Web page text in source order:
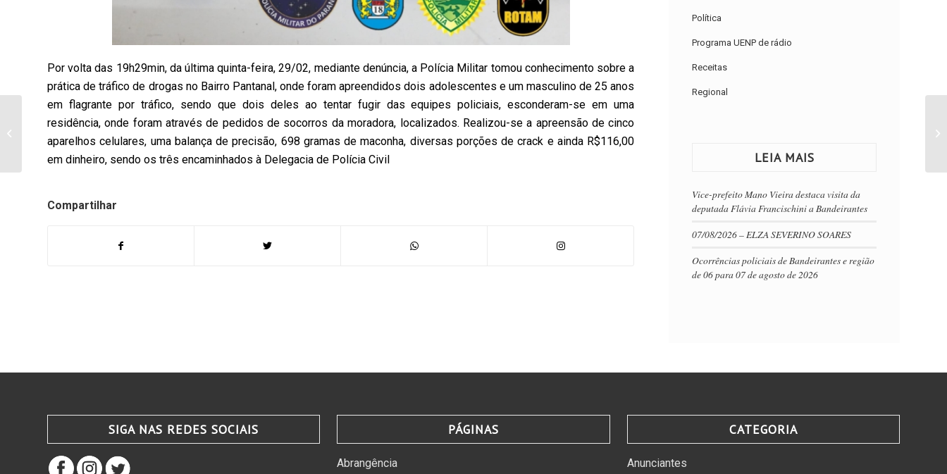
Por volta das 19h29min, da última quinta-feira, 29/02, mediante denúncia, a Polícia Militar tomou conhecimento sobre a
prática de tráfico de drogas no Bairro Pantanal, onde foram apreendidos dois adolescentes e um masculino de 25 anos
em flagrante por tráfico, sendo que dois deles ao tentar fugir das equipes policiais, esconderam-se em uma
residência, onde foram através de pedidos de socorros da moradora, localizados. Realizou-se a apreensão de cinco
aparelhos celulares, uma balança de precisão, 698 gramas de maconha, diversas porções de crack e ainda R$116,00
em dinheiro, sendo os três encaminhados à Delegacia de Polícia Civil
Compartilhar
Política
Programa UENP de rádio
Receitas
Regional
LEIA MAIS
Vice-prefeito Mano Vieira destaca visita da
deputada Flávia Francischini a Bandeirantes
07/08/2026 – ELZA SEVERINO SOARES
Ocorrências policiais de Bandeirantes e região
de 06 para 07 de agosto de 2026
SIGA NAS REDES SOCIAIS PÁGINAS
Abrangência
CATEGORIA
Anunciantes
Chefe de Cartório da
58ª Zona Eleitoral de
Bandeirantes e Santa
Amélia fala...